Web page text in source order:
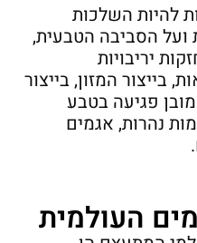
להיות השלכות
ועל הסביבה הטבעית,
יריבויות
בייצור המזון, בייצור
פגיעה בטבע
נהרות, אגמים
העולמית